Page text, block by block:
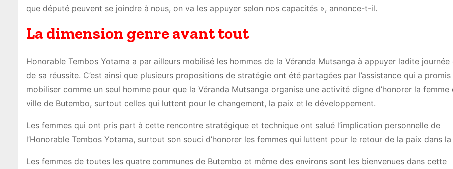
que député peuvent se joindre à nous, on va les appuyer selon nos capacités », annonce-t-il.
La dimension genre avant tout
Honorable Tembos Yotama a par ailleurs mobilisé les hommes de la Véranda Mutsanga à appuyer ladite journée
de sa réussite. C’est ainsi que plusieurs propositions de stratégie ont été partagées par l’assistance qui a promis
mobiliser comme un seul homme pour que la Véranda Mutsanga organise une activité digne d’honorer la femme
ville de Butembo, surtout celles qui luttent pour le changement, la paix et le développement.
Les femmes qui ont pris part à cette rencontre stratégique et technique ont salué l’implication personnelle de
l’Honorable Tembos Yotama, surtout son souci d’honorer les femmes qui luttent pour le retour de la paix dans la
Les femmes de toutes les quatre communes de Butembo et même des environs sont les bienvenues dans cette